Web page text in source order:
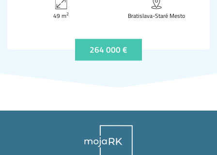
49 m2 Bratislava-Staré Mesto
264 000 €